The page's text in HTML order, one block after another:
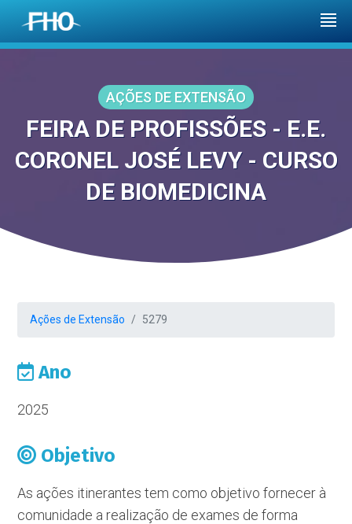
AÇÕES DE EXTENSÃO
FEIRA DE PROFISSÕES - E.E.
CORONEL JOSÉ LEVY - CURSO
DE BIOMEDICINA
Ações de Extensão 5279
Ano
2025
Objetivo
As ações itinerantes tem como objetivo fornecer à
comunidade a realização de exames de forma